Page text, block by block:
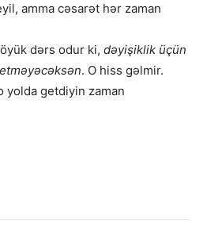
amma cəsarət hər zaman
dərs odur ki, dəyişiklik üçün
. O hiss gəlmir.
yolda getdiyin zaman